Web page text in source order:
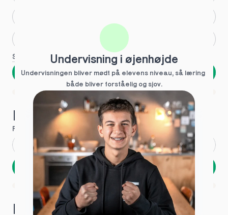
Se flere
Næste
Spring over
1 ud af 9 for at finde den rette tutor
Hvad hedder du?
Fornavn Efternavn
Næste
Opbevares sikkert - oplysninger deles aldrig
1 ud af 9 for at finde den rette tutor
Hvordan kontakter vi dig?
Undervisning i øjenhøjde
Undervisningen bliver mødt på elevens niveau, så læring
både bliver forståelig og sjov.